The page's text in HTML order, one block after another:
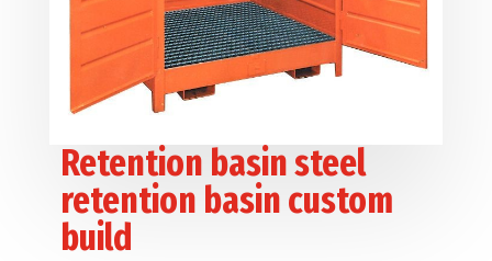
Retention basin steel
retention basin custom
build